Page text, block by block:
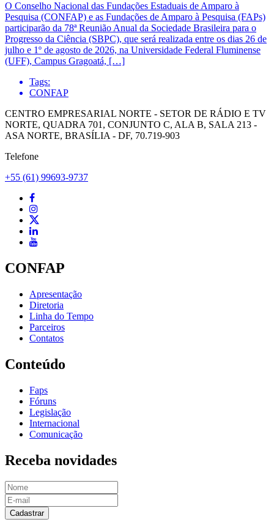
O Conselho Nacional das Fundações Estaduais de Amparo à
Pesquisa (CONFAP) e as Fundações de Amparo à Pesquisa (FAPs)
participarão da 78ª Reunião Anual da Sociedade Brasileira para o
Progresso da Ciência (SBPC), que será realizada entre os dias 26 de
julho e 1º de agosto de 2026, na Universidade Federal Fluminense
(UFF), Campus Gragoatá, […]
Tags:
CONFAP
CENTRO EMPRESARIAL NORTE - SETOR DE RÁDIO E TV
NORTE, QUADRA 701, CONJUNTO C, ALA B, SALA 213 -
ASA NORTE, BRASÍLIA - DF, 70.719-903
Telefone
+55 (61) 99693-9737
CONFAP
Apresentação
Diretoria
Linha do Tempo
Parceiros
Contatos
Conteúdo
Faps
Fóruns
Legislação
Internacional
Comunicação
Receba novidades
Cadastrar